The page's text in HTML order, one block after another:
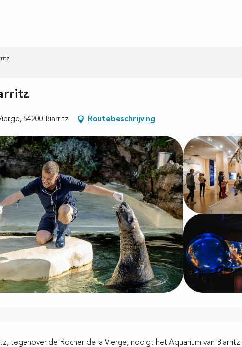
64200 Biarritz Routebeschrijving
tegenover de Rocher de la Vierge, nodigt het Aquarium van Biarritz